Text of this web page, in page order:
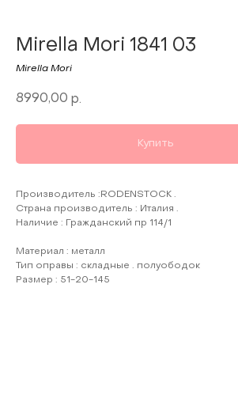
Mirella Mori 1841 03
Mirella Mori
8990,00 р.
Купить
Производитель :RODENSTOCK .
Страна производитель : Италия .
Наличие : Гражданский пр 114/1
Материал : металл
Тип оправы : складные . полуободок
Размер : 51-20-145